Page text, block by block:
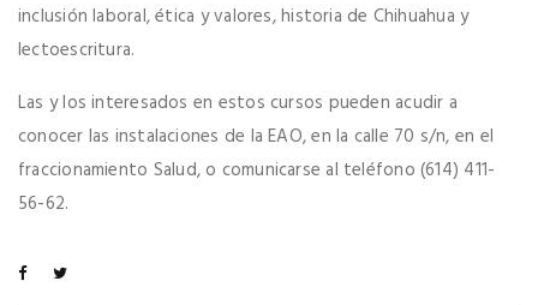
inclusión laboral, ética y valores, historia de Chihuahua y
lectoescritura.
Las y los interesados en estos cursos pueden acudir a
conocer las instalaciones de la EAO, en la calle 70 s/n, en el
fraccionamiento Salud, o comunicarse al teléfono (614) 411-
56-62.